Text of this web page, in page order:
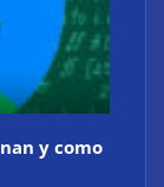
y como